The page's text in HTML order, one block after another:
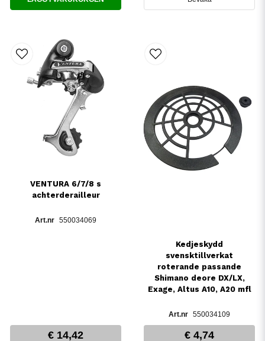
VENTURA 6/7/8 s
achterderailleur
550034069
€ 14,42
Kedjeskydd
svensktillverkat
roterande passande
Shimano deore DX/LX,
Exage, Altus A10, A20 mfl
550034109
€ 4,74